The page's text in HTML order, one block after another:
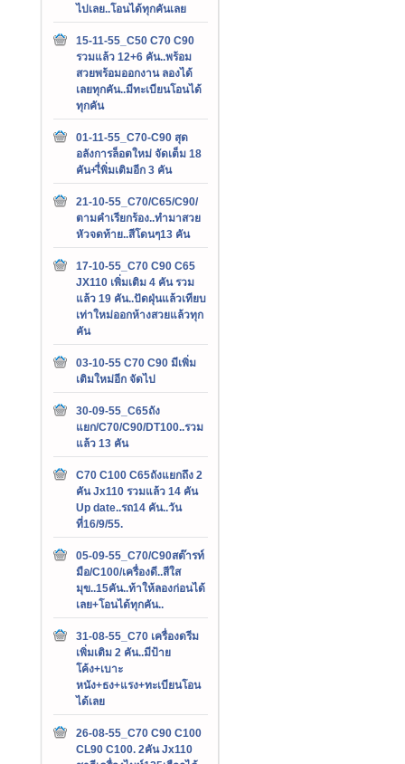
ไปเลย..โอนได้ทุกคันเลย
15-11-55_C50 C70 C90
รวมแล้ว 12+6 คัน..พร้อม
สวยพร้อมออกงาน ลองได้
เลยทุกคัน..มีทะเบียนโอนได้
ทุกคัน
01-11-55_C70-C90 สุด
อลังการล็อตใหม่ จัดเต็ม 18
คัน+เื่พิ่มเติมอีก 3 คัน
21-10-55_C70/C65/C90/
ตามคำเรียกร้อง..ทำมาสวย
หัวจดท้าย..สีโดนๆ13 คัน
17-10-55_C70 C90 C65
JX110 เพิ่มเติม 4 คัน รวม
แล้ว 19 คัน..ปัดฝุ่นแล้วเทียบ
เท่าใหม่ออกห้างสวยแล้วทุก
คัน
03-10-55 C70 C90 มีเพิ่ม
เติมใหม่อีก จัดไป
30-09-55_C65ถัง
แยก/C70/C90/DT100..รวม
แล้ว 13 คัน
C70 C100 C65ถังแยกถึง 2
คัน Jx110 รวมแล้ว 14 คัน
Up date..รถ14 คัน..วัน
ที่16/9/55.
05-09-55_C70/C90สต๊ารท์
มือ/C100/เครื่องดี..สีใส
มุข..15คัน..ท้าให้ลองก่อนได้
เลย+โอนได้ทุกคัน..
31-08-55_C70 เครื่องดรีม
เพิ่มเติม 2 คัน..มีป้าย
โค้ง+เบาะ
หนัง+ธง+แรง+ทะเบียนโอน
ได้เลย
26-08-55_C70 C90 C100
CL90 C100. 2คัน Jx110